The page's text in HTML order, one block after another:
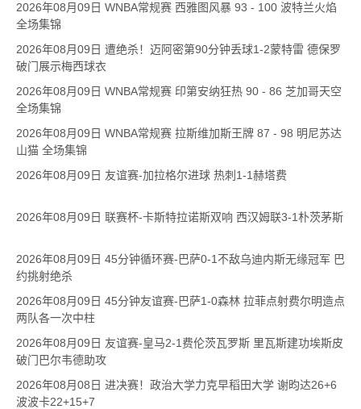
2026年08月09日 WNBA常规赛 西雅图风暴 93 - 100 波特兰火焰
全场集锦
2026年08月09日 遭绝杀！迈阿密第90分钟丢球1-2蒙特雷 德保罗
破门展示梅西球衣
2026年08月09日 WNBA常规赛 印第安纳狂热 90 - 86 芝加哥天空
全场集锦
2026年08月09日 WNBA常规赛 拉斯维加斯王牌 87 - 98 明尼苏达
山猫 全场集锦
2026年08月09日 友谊赛-加拉格尔进球 热刺1-1赫塔费
2026年08月09日 联赛杯-卡斯特拉诺斯双响 西汉姆联3-1朴茨茅斯
2026年08月09日 45分钟循环赛-巴萨0-1不敌乌迪内斯无缘冠军 巴
约挑射绝杀
2026年08月09日 45分钟友谊赛-巴萨1-0森林 拉菲点射费尔明造点
两队各一次中柱
2026年08月09日 友谊赛-皇马2-1费伦茨瓦罗斯 里瓦斯建功埃斯皮
破门巴尔韦德助攻
2026年08月08日 进决赛！政治大学力克早稻田大学 谢昀达26+6
波波卡22+15+7